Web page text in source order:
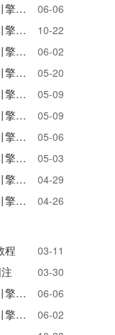
版 06-06
【引擎免费下载】【最新发布】BLUE引擎SQL版 10-22
【引擎免费下载】【最新发布】BLUE引擎正式 06-02
【引擎免费下载】【最新发布】BLUE引擎正式 05-20
【引擎免费下载】【最新发布】BLUE引擎正式 05-09
【引擎免费下载】【最新发布】BLUE引擎正式 05-09
【引擎免费下载】【最新发布】BLUE引擎正式 05-06
【引擎免费下载】【最新发布】BLUE引擎正式 05-03
【引擎免费下载】【最新发布】BLUE引擎正式 04-29
【引擎免费下载】【最新发布】BLUE引擎正式 04-26
程 03-11
03-30
版 06-06
【引擎免费下载】【最新发布】BLUE引擎正式 06-02